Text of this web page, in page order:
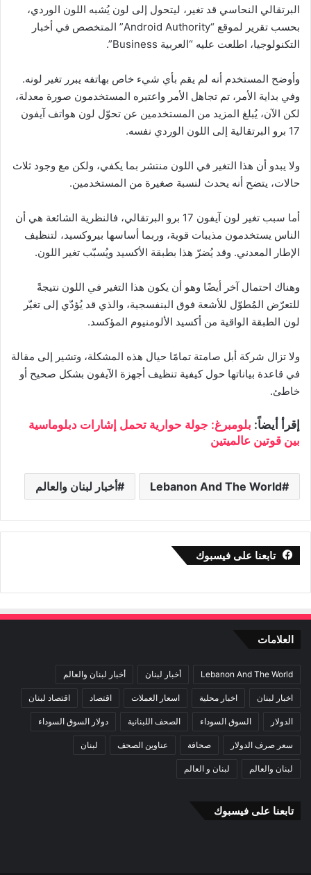
البرتقالي النحاسي قد تغير، ليتحول إلى لون يُشبه اللون الوردي،
بحسب تقرير لموقع “Android Authority” المتخصص في أخبار
التكنولوجيا، اطلعت عليه “العربية Business”.
وأوضح المستخدم أنه لم يقم بأي شيء خاص بهاتفه يبرر تغير لونه.
وفي بداية الأمر، تم تجاهل الأمر واعتبره المستخدمون صورة معدلة،
لكن الآن، يُبلغ المزيد من المستخدمين عن تحوّل لون هواتف آيفون
17 برو البرتقالية إلى اللون الوردي نفسه.
ولا يبدو أن هذا التغير في اللون منتشر بما يكفي، ولكن مع وجود ثلاث
حالات، يتضح أنه يحدث لنسبة صغيرة من المستخدمين.
أما سبب تغير لون آيفون 17 برو البرتقالي، فالنظرية الشائعة هي أن
الناس يستخدمون مذيبات قوية، وربما أساسها بيروكسيد، لتنظيف
الإطار المعدني. وقد يُضرّ هذا بطبقة الأكسيد ويُسبّب تغير اللون.
وهناك احتمال آخر أيضًا وهو أن يكون هذا التغير في اللون نتيجةً
للتعرّض المُطوّل للأشعة فوق البنفسجية، والذي قد يُؤدّي إلى تغيّر
لون الطبقة الواقية من أكسيد الألومنيوم المؤكسد.
ولا تزال شركة أبل صامتة تمامًا حيال هذه المشكلة، وتشير إلى مقالة
في قاعدة بياناتها حول كيفية تنظيف أجهزة الآيفون بشكل صحيح أو
خاطئ.
إقرأ أيضاً: بلومبرغ: جولة حوارية تحمل إشارات دبلوماسية
بين قوتين عالميتين
Lebanon And The World أخبار لبنان والعالم
تابعنا على فيسبوك
العلامات
Lebanon And The World أخبار لبنان أخبار لبنان والعالم
اخبار لبنان اخبار محلية اسعار العملات اقتصاد اقتصاد لبنان
الدولار السوق السوداء الصحف اللبنانية دولار السوق السوداء
سعر صرف الدولار صحافة عناوين الصحف لبنان
لبنان والعالم لبنان و العالم
تابعنا على فيسبوك